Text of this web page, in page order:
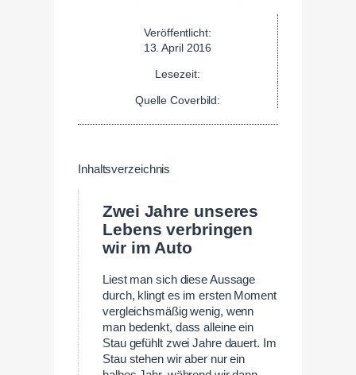
Veröffentlicht:
13. April 2016
Lesezeit:
Quelle Coverbild:
Inhaltsverzeichnis
Zwei Jahre unseres
Lebens verbringen
wir im Auto
Liest man sich diese Aussage
durch, klingt es im ersten Moment
vergleichsmäßig wenig, wenn
man bedenkt, dass alleine ein
Stau gefühlt zwei Jahre dauert. Im
Stau stehen wir aber nur ein